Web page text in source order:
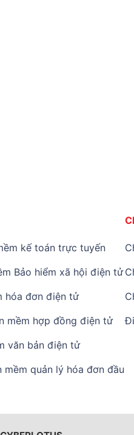
kế toán trực tuyến
Bảo hiểm xã hội điện tử
hóa đơn điện tử
mềm hợp đồng điện tử
văn bản điện tử
mềm quản lý hóa đơn đầu